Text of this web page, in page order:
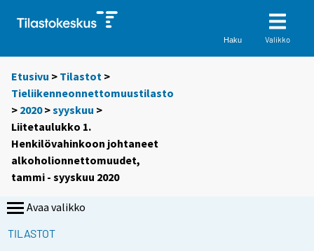
Haku Valikko
Etusivu > Tilastot >
Tieliikenneonnettomuustilasto
> 2020>syyskuu >
Liitetaulukko 1.
Henkilövahinkoon johtaneet
alkoholionnettomuudet,
tammi - syyskuu 2020
Avaa valikko
TILASTOT